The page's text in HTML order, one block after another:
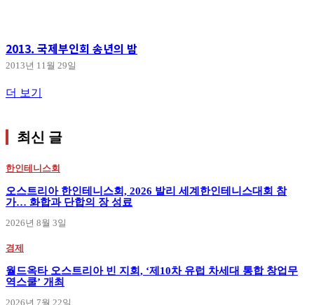
2013. 국제부인회 송년의 밤
2013년 11월 29일
더 보기
최신 글
한인테니스회
오스트리아 한인테니스회, 2026 발리 세계한인테니스대회 참
가… 화합과 단합의 장 성료
2026년 8월 3일
경제
월드옥타 오스트리아 빈 지회, ‘제10차 유럽 차세대 통합 창업무
역스쿨’ 개최
2026년 7월 22일